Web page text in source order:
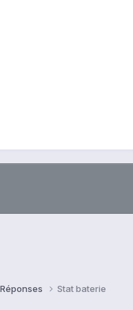
Stat baterie